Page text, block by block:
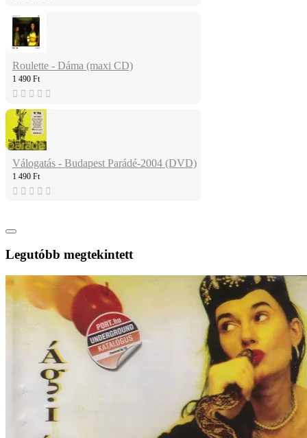
Roulette - Dáma (maxi CD)
1 490 Ft
Válogatás - Budapest Parádé-2004 (DVD)
1 490 Ft
Legutóbb megtekintett